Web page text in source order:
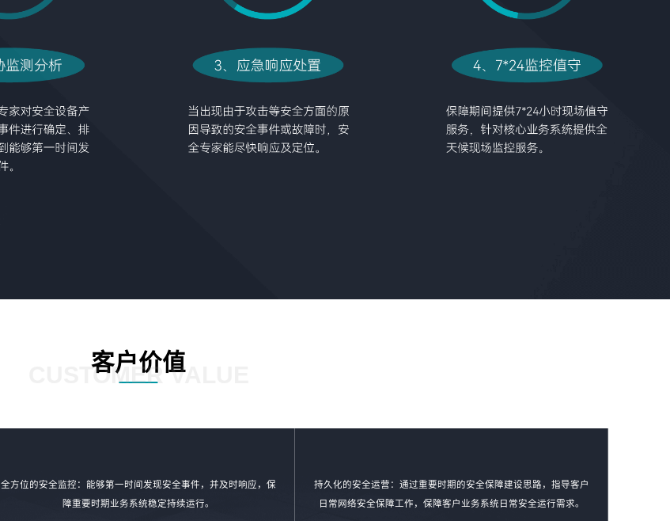
客户价值
CUSTOMER VALUE
全方位的安全监控：能够第一时间发现安全事件，并及时响应，保
障重要时期业务系统稳定持续运行。
持久化的安全运营：通过重要时期的安全保障建设思路，指导客户
日常网络安全保障工作，保障客户业务系统日常安全运行需求。